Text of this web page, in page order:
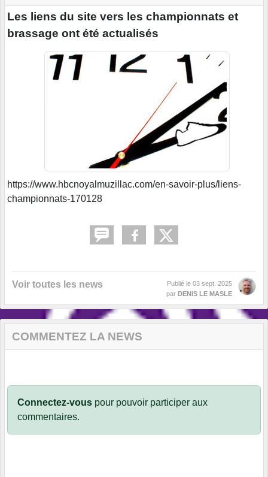
Les liens du site vers les championnats et
brassage ont été actualisés
https://www.hbcnoyalmuzillac.com/en-savoir-plus/liens-
championnats-170128
Voir toutes les news Publié le 03 sept. 2025
par DENIS LE MASLE
COMMENTEZ LA NEWS
Connectez-vous pour pouvoir participer aux
commentaires.